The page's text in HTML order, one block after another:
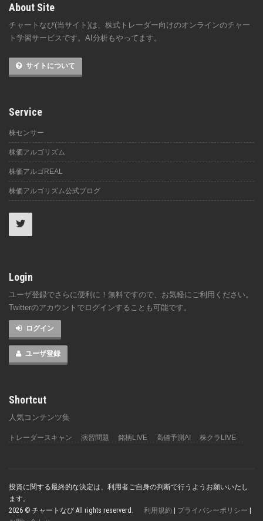
About Site
チャートなび(当サイト)は、株式トレーダー向けのオンラインのチャー
ト学習サービスです。AI分析もやってます。
サイトについて
Service
株センサー
株価アルゴリズム
株価アルゴREAL
株価アルゴリズム公式ブログ
Login
ユーザ登録でさらに便利に！無料ですので、お気軽にご利用ください。
Twitterのアカウントでログインすることも可能です。
ログイン
ユーザ登録
Shortcut
人気コンテンツ集
トレーダースキャン 演習問題 銘柄LIVE 高値予測AI 株クラLIVE
投資に関する最終的な決定は、利用者ご自身の判断で行うようお願いいたし
ます。
2026 © チャートなび All rights reserverd. 利用規約 プライバシーポリシー